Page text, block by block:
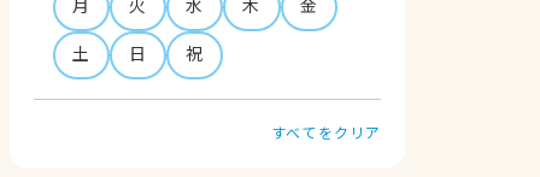
月 火 水 木
金
土
日 祝
すべてをクリア